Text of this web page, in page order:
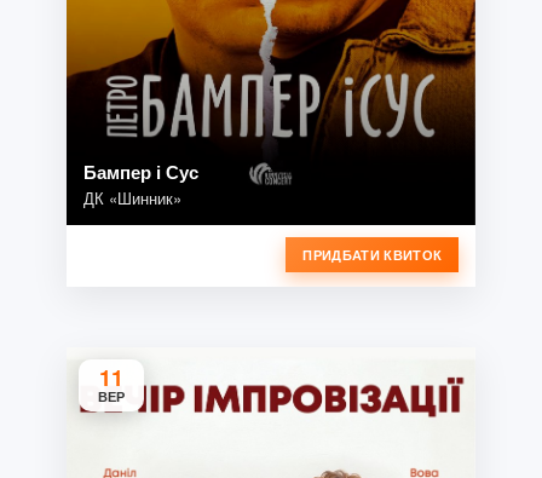
Бампер і Сус
ДК «Шинник»
ПРИДБАТИ КВИТОК
11
ВЕР